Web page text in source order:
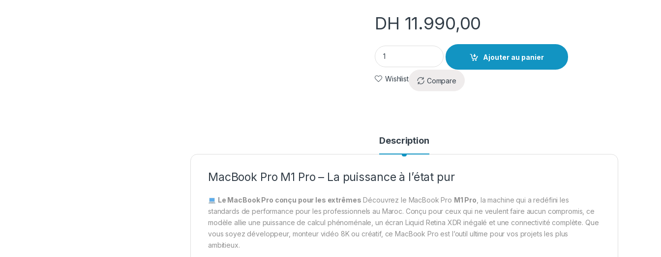
DH 11.990,00
MacBook Pro M1 Pro 16" 16/512 Occasion Argent (Batterie 95%) quantity
Ajouter au panier
Wishlist Compare
Description
MacBook Pro M1 Pro – La puissance à l’état pur
Le MacBook Pro conçu pour les extrêmes Découvrez le MacBook Pro M1 Pro, la machine qui a redéfini les
standards de performance pour les professionnels au Maroc. Conçu pour ceux qui ne veulent faire aucun compromis, ce
modèle allie une puissance de calcul phénoménale, un écran Liquid Retina XDR inégalé et une connectivité complète. Que
vous soyez développeur, monteur vidéo 8K ou créatif, ce MacBook Pro est l’outil ultime pour vos projets les plus
ambitieux.